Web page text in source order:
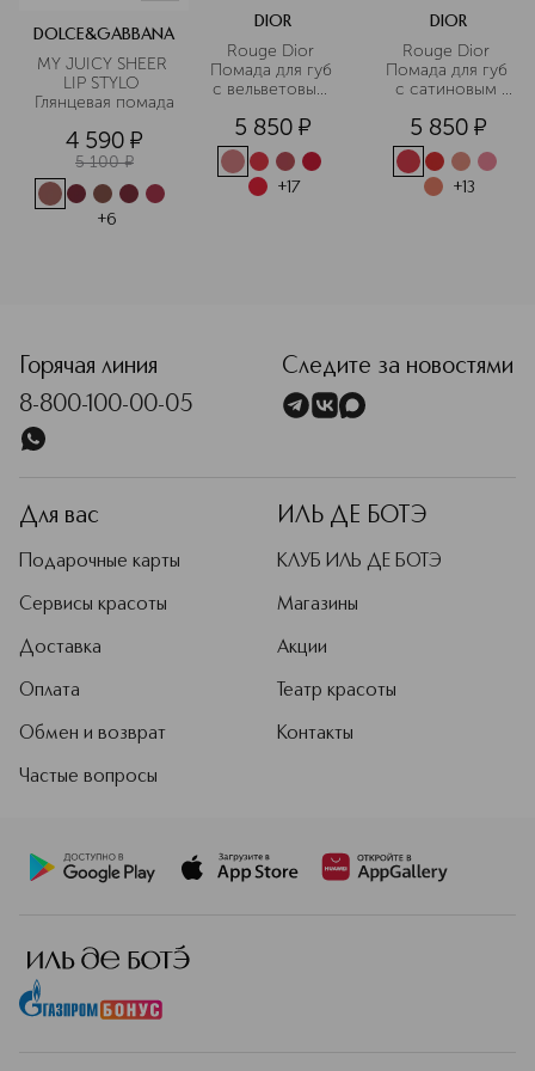
DOLCE&GABBANA
MY JUICY SHEER
LIP STYLO
Глянцевая помада
4 590 ¤
5 100 ¤
+6
DIOR
Rouge Dior
Помада для губ
с вельветовым
5 850 ¤
+17
DIOR
Rouge Dior
Помада для губ
с сатиновым
5 850 ¤
+13
Горячая линия
8-800-100-00-05
Следите за новостями
Для вас
Подарочные карты
Сервисы красоты
Доставка
Оплата
Обмен и возврат
Частые вопросы
ИЛЬ ДЕ БОТЭ
КЛУБ ИЛЬ ДЕ БОТЭ
Магазины
Акции
Театр красоты
Контакты